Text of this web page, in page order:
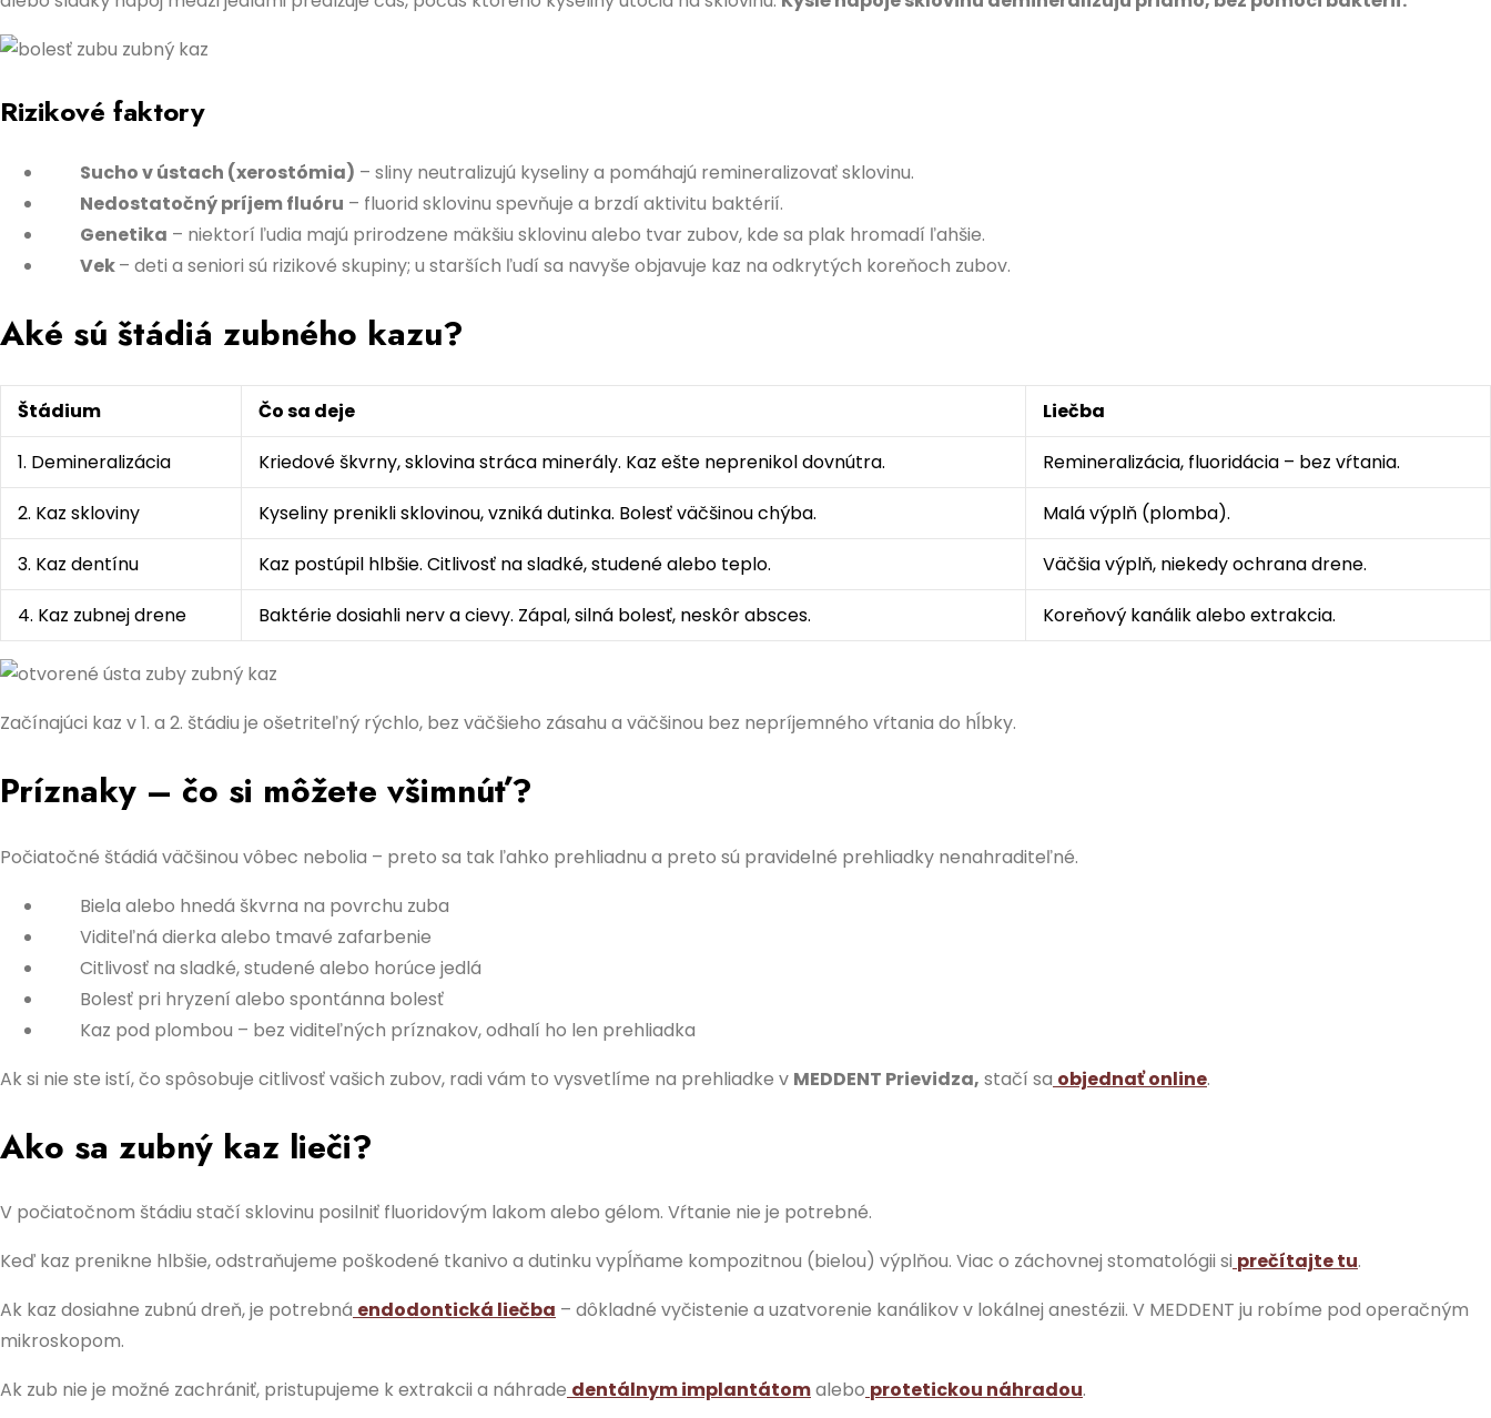
Rizikové faktory
Sucho v ústach (xerostómia) – sliny neutralizujú kyseliny a pomáhajú remineralizovať sklovinu.
Nedostatočný príjem fluóru – fluorid sklovinu spevňuje a brzdí aktivitu baktérií.
Genetika – niektorí ľudia majú prirodzene mäkšiu sklovinu alebo tvar zubov, kde sa plak hromadí ľahšie.
Vek– deti a seniori sú rizikové skupiny; u starších ľudí sa navyše objavuje kaz na odkrytých koreňoch zubov.
Aké sú štádiá zubného kazu?
Štádium Čo sa deje
Liečba
1. Demineralizácia
Kriedové škvrny, sklovina stráca minerály. Kaz ešte neprenikol dovnútra.
Remineralizácia, fluoridácia – bez vŕtania.
2. Kaz skloviny
Kyseliny prenikli sklovinou, vzniká dutinka. Bolesť väčšinou chýba.
Malá výplň (plomba).
3. Kaz dentínu
Kaz postúpil hlbšie. Citlivosť na sladké, studené alebo teplo.
Väčšia výplň, niekedy ochrana drene.
4. Kaz zubnej drene
Baktérie dosiahli nerv a cievy. Zápal, silná bolesť, neskôr absces. Koreňový kanálik alebo extrakcia.
Začínajúci kaz v 1. a 2. štádiu je ošetriteľný rýchlo, bez väčšieho zásahu a väčšinou bez nepríjemného vŕtania do hĺbky.
Príznaky – čo si môžete všimnúť?
Počiatočné štádiá väčšinou vôbec nebolia – preto sa tak ľahko prehliadnu a preto sú pravidelné prehliadky nenahraditeľné.
Biela alebo hnedá škvrna na povrchu zuba
Viditeľná dierka alebo tmavé zafarbenie
Citlivosť na sladké, studené alebo horúce jedlá
Bolesť pri hryzení alebo spontánna bolesť
Kaz pod plombou – bez viditeľných príznakov, odhalí ho len prehliadka
Ak si nie ste istí, čo spôsobuje citlivosť vašich zubov, radi vám to vysvetlíme na prehliadke v MEDDENT Prievidza, stačí sa objednať online.
Ako sa zubný kaz lieči?
V počiatočnom štádiu stačí sklovinu posilniť fluoridovým lakom alebo gélom. Vŕtanie nie je potrebné.
Keď kaz prenikne hlbšie, odstraňujeme poškodené tkanivo a dutinku vypĺňame kompozitnou (bielou) výplňou. Viac o záchovnej stomatológii si prečítajte tu.
Ak kaz dosiahne zubnú dreň, je potrebná endodontická liečba – dôkladné vyčistenie a uzatvorenie kanálikov v lokálnej anestézii. V MEDDENT ju robíme pod operačným
mikroskopom.
Ak zub nie je možné zachrániť, pristupujeme k extrakcii a náhrade dentálnym implantátomalebo protetickou náhradou.